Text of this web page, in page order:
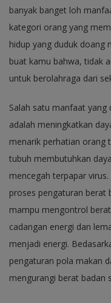
banyak banget loh
kategori orang yang
hidup yang duduk doang
buat kamu bahwa, tidak
untuk berolahraga dari
Salah satu manfaat yang
adalah meningkatkan
menarik perhatian orang
tubuh membutuhkan
mencegah terpapar
proses pengaturan berat
mampu mengontrol
cadangan energi dan
menjadi energi.
pengaturan pola makan
mengurangi berat badan